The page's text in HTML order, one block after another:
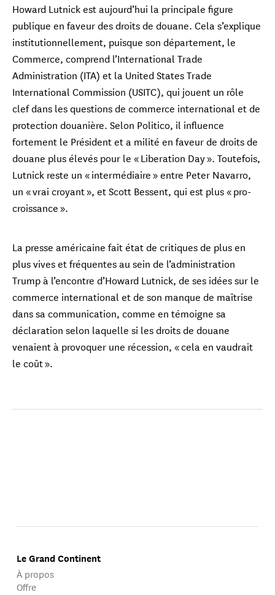
Howard Lutnick est aujourd’hui la principale figure
publique en faveur des droits de douane. Cela s’explique
institutionnellement, puisque son département, le
Commerce, comprend l’International Trade
Administration (ITA) et la United States Trade
International Commission (USITC), qui jouent un rôle
clef dans les questions de commerce international et de
protection douanière. Selon Politico, il influence
fortement le Président et a milité en faveur de droits de
douane plus élevés pour le « Liberation Day ». Toutefois,
Lutnick reste un « intermédiaire » entre Peter Navarro,
un « vrai croyant », et Scott Bessent, qui est plus « pro-
croissance ».
La presse américaine fait état de critiques de plus en
plus vives et fréquentes au sein de l’administration
Trump à l’encontre d’Howard Lutnick, de ses idées sur le
commerce international et de son manque de maîtrise
dans sa communication, comme en témoigne sa
déclaration selon laquelle si les droits de douane
venaient à provoquer une récession, « cela en vaudrait
le coût ».
Le Grand Continent
À propos
Offre